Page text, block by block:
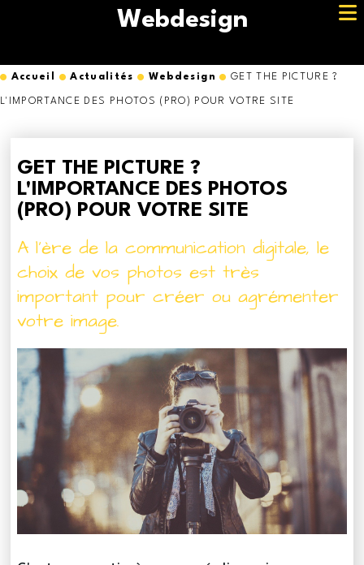
Webdesign
Accueil Actualités Webdesign GET THE PICTURE ?
L'IMPORTANCE DES PHOTOS (PRO) POUR VOTRE SITE
GET THE PICTURE ?
L'IMPORTANCE DES PHOTOS
(PRO) POUR VOTRE SITE
A l'ère de la communication digitale, le
choix de vos photos est très
important pour créer ou agrémenter
votre image.